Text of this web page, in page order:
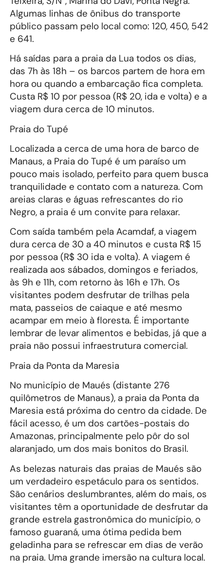
Algumas linhas de ônibus do transporte
público passam pelo local como: 120, 450, 542
e 641.
Há saídas para a praia da Lua todos os dias,
das 7h às 18h – os barcos partem de hora em
hora ou quando a embarcação fica completa.
Custa R$ 10 por pessoa (R$ 20, ida e volta) e a
viagem dura cerca de 10 minutos.
Praia do Tupé
Localizada a cerca de uma hora de barco de
Manaus, a Praia do Tupé é um paraíso um
pouco mais isolado, perfeito para quem busca
tranquilidade e contato com a natureza. Com
areias claras e águas refrescantes do rio
Negro, a praia é um convite para relaxar.
Com saída também pela Acamdaf, a viagem
dura cerca de 30 a 40 minutos e custa R$ 15
por pessoa (R$ 30 ida e volta). A viagem é
realizada aos sábados, domingos e feriados,
às 9h e 11h, com retorno às 16h e 17h. Os
visitantes podem desfrutar de trilhas pela
mata, passeios de caiaque e até mesmo
acampar em meio à floresta. É importante
lembrar de levar alimentos e bebidas, já que a
praia não possui infraestrutura comercial.
Praia da Ponta da Maresia
No município de Maués (distante 276
quilômetros de Manaus), a praia da Ponta da
Maresia está próxima do centro da cidade. De
fácil acesso, é um dos cartões-postais do
Amazonas, principalmente pelo pôr do sol
alaranjado, um dos mais bonitos do Brasil.
As belezas naturais das praias de Maués são
um verdadeiro espetáculo para os sentidos.
São cenários deslumbrantes, além do mais, os
visitantes têm a oportunidade de desfrutar da
grande estrela gastronômica do município, o
famoso guaraná, uma ótima pedida bem
geladinha para se refrescar em dias de verão
na praia. Uma grande imersão na cultura local.